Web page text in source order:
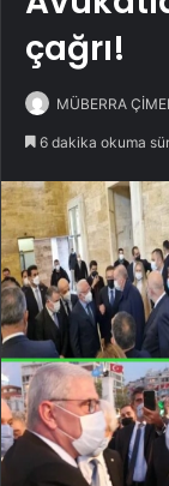
çağrı!
MÜBERRA
6 dakika okuma